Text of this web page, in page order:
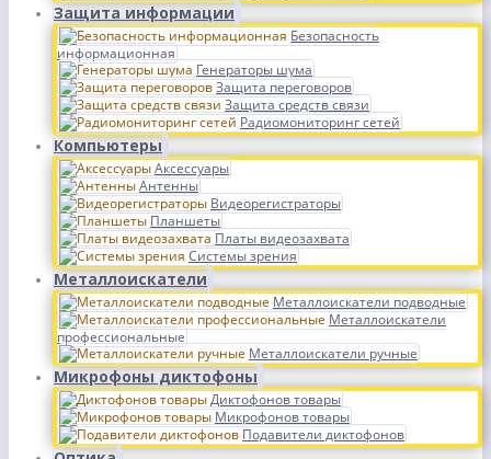
Защита информации
Безопасность
информационная
Генераторы шума
Защита переговоров
Защита средств связи
Радиомониторинг сетей
Компьютеры
Аксессуары
Антенны
Видеорегистраторы
Планшеты
Платы видеозахвата
Системы зрения
Металлоискатели
Металлоискатели подводные
Металлоискатели
профессиональные
Металлоискатели ручные
Микрофоны диктофоны
Диктофонов товары
Микрофонов товары
Подавители диктофонов